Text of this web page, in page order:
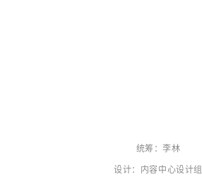
统筹：李林
设计：内容中心设计组